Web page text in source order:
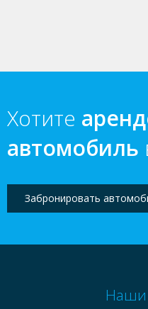
Хотите
автомобиль
Забронировать
Наши